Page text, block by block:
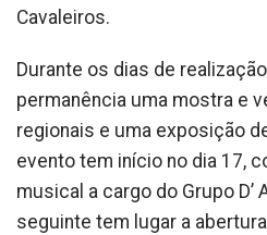
Cavaleiros.
Durante os dias de
permanência uma mostra e
regionais e uma exposição
evento tem início no dia 17,
musical a cargo do Grupo D’
seguinte tem lugar a